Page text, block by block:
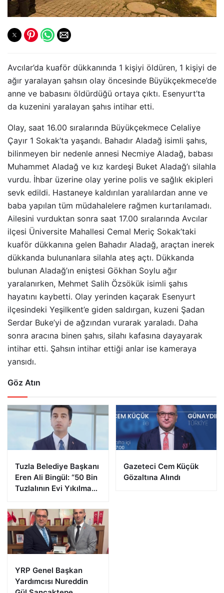
Avcılar’da kuaför dükkanında 1 kişiyi öldüren, 1 kişiyi de
ağır yaralayan şahsın olay öncesinde Büyükçekmece’de
anne ve babasını öldürdüğü ortaya çıktı. Esenyurt’ta
da kuzenini yaralayan şahıs intihar etti.
Olay, saat 16.00 sıralarında Büyükçekmece Celaliye
Çayır 1 Sokak’ta yaşandı. Bahadır Aladağ isimli şahıs,
bilinmeyen bir nedenle annesi Necmiye Aladağ, babası
Muhammet Aladağ ve kız kardeşi Buket Aladağ’ı silahla
vurdu. İhbar üzerine olay yerine polis ve sağlık ekipleri
sevk edildi. Hastaneye kaldırılan yaralılardan anne ve
baba yapılan tüm müdahalelere rağmen kurtarılamadı.
Ailesini vurduktan sonra saat 17.00 sıralarında Avcılar
ilçesi Üniversite Mahallesi Cemal Meriç Sokak’taki
kuaför dükkanına gelen Bahadır Aladağ, araçtan inerek
dükkanda bulunanlara silahla ateş açtı. Dükkanda
bulunan Aladağ’ın eniştesi Gökhan Soylu ağır
yaralanırken, Mehmet Salih Özsökük isimli şahıs
hayatını kaybetti. Olay yerinden kaçarak Esenyurt
ilçesindeki Yeşilkent’e giden saldırgan, kuzeni Şadan
Serdar Buke’yi de ağzından vurarak yaraladı. Daha
sonra aracına binen şahıs, silahı kafasına dayayarak
intihar etti. Şahsın intihar ettiği anlar ise kameraya
yansıdı.
Göz Atın
Tuzla Belediye Başkanı
Eren Ali Bingül: “50 Bin
Tuzlalının Evi Yıkılma
Gazeteci Cem Küçük
Gözaltına Alındı
YRP Genel Başkan
Yardımcısı Nureddin